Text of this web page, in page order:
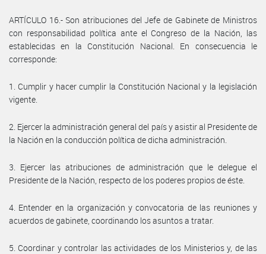
ARTÍCULO 16.- Son atribuciones del Jefe de Gabinete de Ministros
con responsabilidad política ante el Congreso de la Nación, las
establecidas en la Constitución Nacional. En consecuencia le
corresponde:
1. Cumplir y hacer cumplir la Constitución Nacional y la legislación
vigente.
2. Ejercer la administración general del país y asistir al Presidente de
la Nación en la conducción política de dicha administración.
3. Ejercer las atribuciones de administración que le delegue el
Presidente de la Nación, respecto de los poderes propios de éste.
4. Entender en la organización y convocatoria de las reuniones y
acuerdos de gabinete, coordinando los asuntos a tratar.
5. Coordinar y controlar las actividades de los Ministerios y, de las